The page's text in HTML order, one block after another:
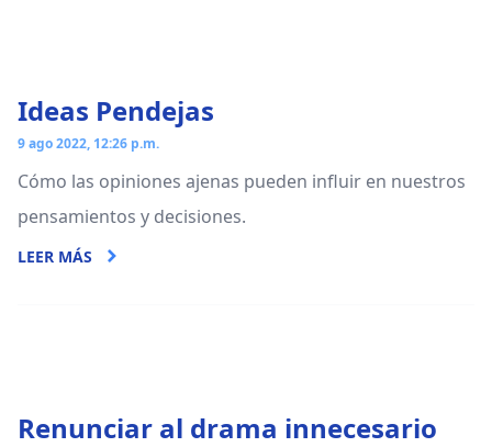
Ideas Pendejas
9 ago 2022, 12:26 p.m.
Cómo las opiniones ajenas pueden influir en nuestros
pensamientos y decisiones.
LEER MÁS
Renunciar al drama innecesario